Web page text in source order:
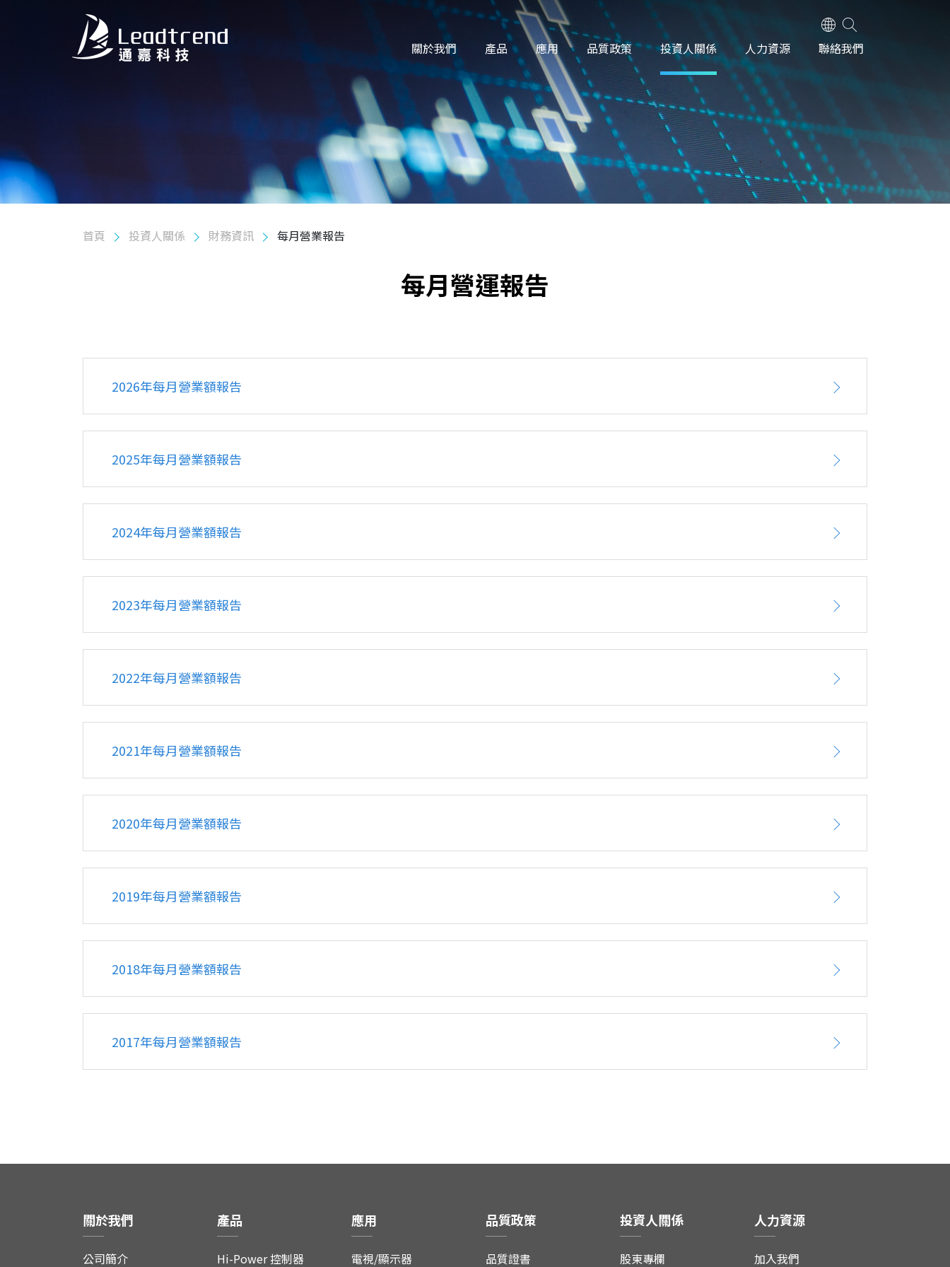
品質政策
每月營業報告
關於我們 產品 應用 品質政策 投資人關係 人力資源 聯絡我們
首頁 投資人關係 財務資訊 每月營業報告
每月營運報告
2026年每月營業額報告
2025年每月營業額報告
2024年每月營業額報告
2023年每月營業額報告
2022年每月營業額報告
2021年每月營業額報告
2020年每月營業額報告
2019年每月營業額報告
2018年每月營業額報告
2017年每月營業額報告
關於我們
公司簡介
產品
Hi-Power 控制器
應用
電視/顯示器
品質政策
品質證書
投資人關係
股東專欄
人力資源
加入我們